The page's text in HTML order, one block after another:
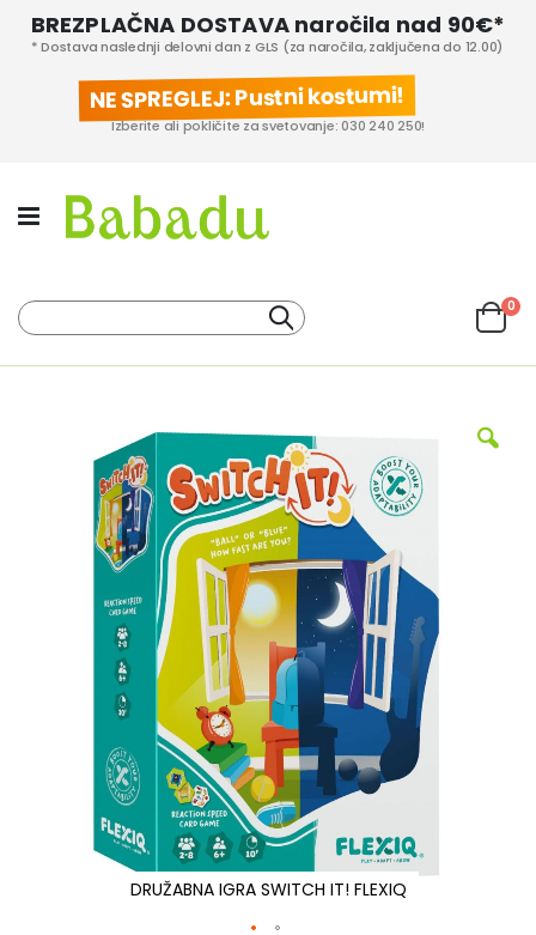
BREZPLAČNA DOSTAVA naročila nad 90€*
* Dostava naslednji delovni dan z GLS (za naročila, zaključena do 12.00)
NE SPREGLEJ: Pustni kostumi!
Izberite ali pokličite za svetovanje: 030 240 250!
Iskanje
Cart
0izd.
DRUŽABNA IGRA SWITCH IT! FLEXIQ